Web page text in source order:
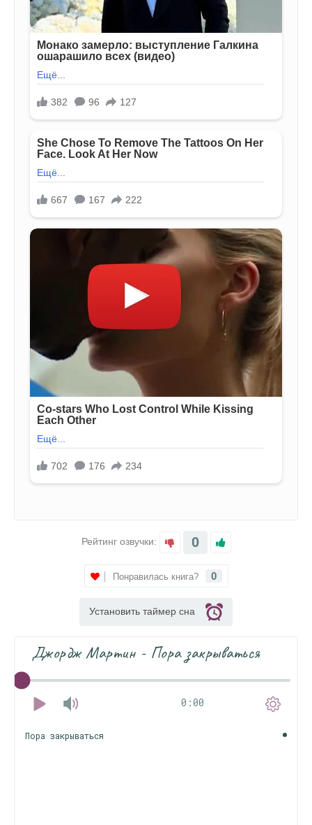
Рейтинг озвучки: 0
Понравилась книга? 0
Установить таймер сна
Джордж Мартин - Пора закрываться
0:00
Пора закрываться